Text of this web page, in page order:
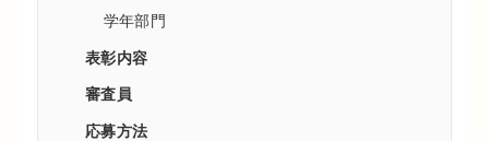
学年部門
表彰内容
審査員
応募方法